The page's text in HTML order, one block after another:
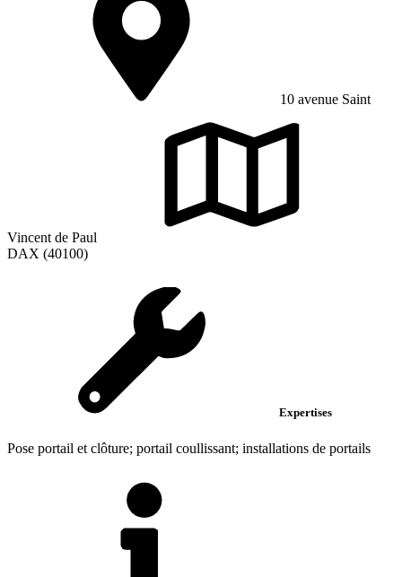
10 avenue Saint
Vincent de Paul
DAX (40100)
Expertises
Pose portail et clôture; portail coullissant; installations de portails